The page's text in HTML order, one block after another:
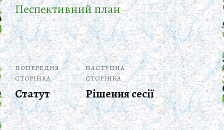
Песпективний план
ПОПЕРЕДНЯ
СТОРІНКА
Статут
НАСТУПНА
СТОРІНКА
Рішення сесії